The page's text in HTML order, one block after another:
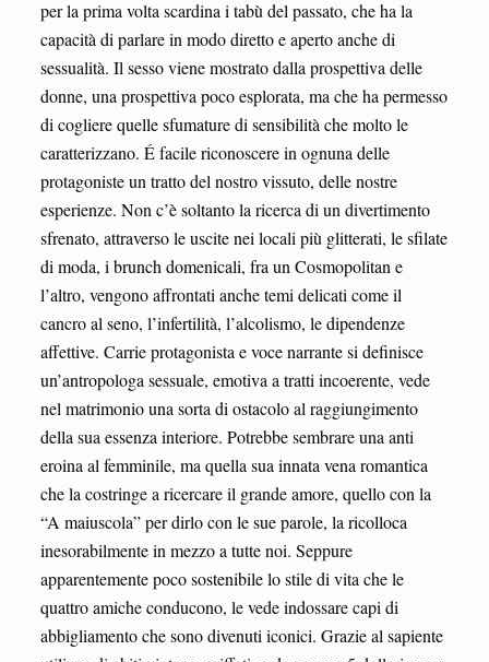
per la prima volta scardina i tabù del passato, che ha la
capacità di parlare in modo diretto e aperto anche di
sessualità. Il sesso viene mostrato dalla prospettiva delle
donne, una prospettiva poco esplorata, ma che ha permesso
di cogliere quelle sfumature di sensibilità che molto le
caratterizzano. É facile riconoscere in ognuna delle
protagoniste un tratto del nostro vissuto, delle nostre
esperienze. Non c’è soltanto la ricerca di un divertimento
sfrenato, attraverso le uscite nei locali più glitterati, le sfilate
di moda, i brunch domenicali, fra un Cosmopolitan e
l’altro, vengono affrontati anche temi delicati come il
cancro al seno, l’infertilità, l’alcolismo, le dipendenze
affettive. Carrie protagonista e voce narrante si definisce
un’antropologa sessuale, emotiva a tratti incoerente, vede
nel matrimonio una sorta di ostacolo al raggiungimento
della sua essenza interiore. Potrebbe sembrare una anti
eroina al femminile, ma quella sua innata vena romantica
che la costringe a ricercare il grande amore, quello con la
“A maiuscola” per dirlo con le sue parole, la ricolloca
inesorabilmente in mezzo a tutte noi. Seppure
apparentemente poco sostenibile lo stile di vita che le
quattro amiche conducono, le vede indossare capi di
abbigliamento che sono divenuti iconici. Grazie al sapiente